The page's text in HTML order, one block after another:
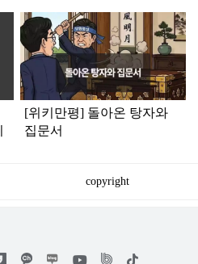
[위키만평] 돌아온 탕자와
집문서
copyright
위 틱